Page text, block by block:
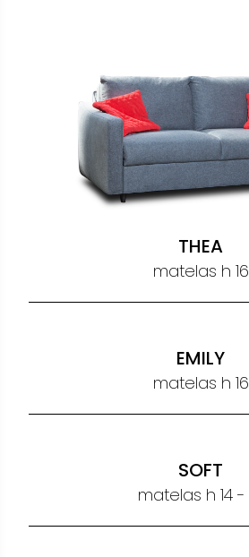
THEA
matelas h 16